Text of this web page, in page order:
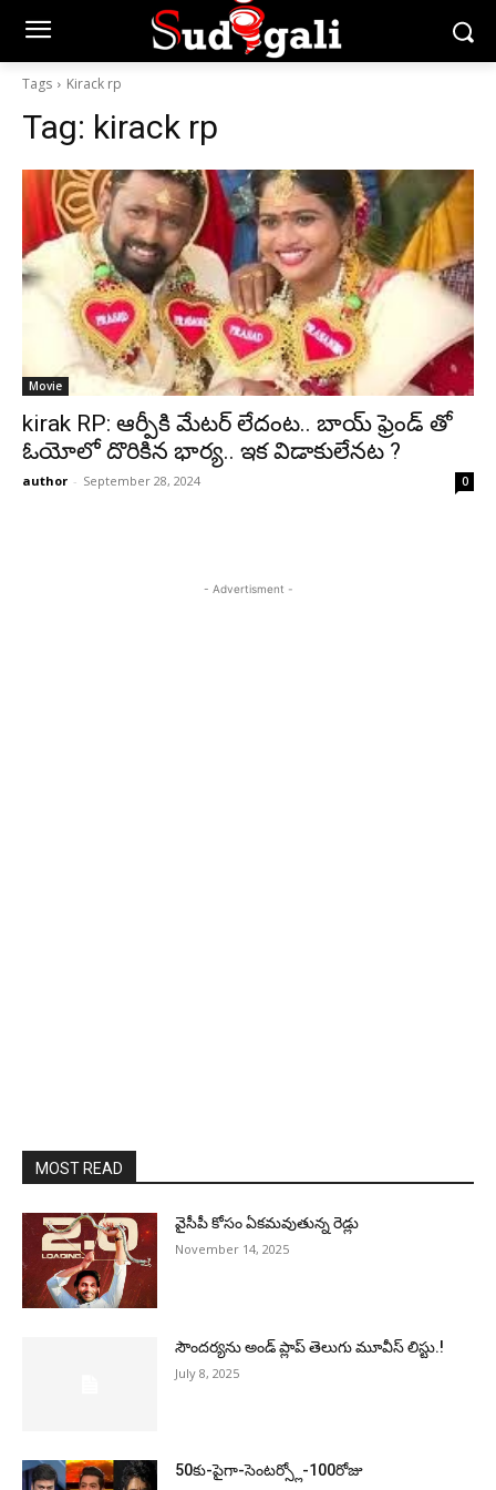
Tags Kirack rp
Tag: kirack rp
Movie
kirak RP: ఆర్పీకి మేటర్ లేదంట.. బాయ్ ఫ్రెండ్ తో
ఓయోలో దొరికిన భార్య.. ఇక విడాకులేనట ?
author - September 28, 2024 0
- Advertisment -
MOST READ
వైసీపీ కోసం ఏక‌మ‌వుతున్న రెడ్లు
November 14, 2025
సౌందర్యను అండ్‌ ప్లాప్‌ తెలుగు మూవీస్‌ లిస్టు.!
July 8, 2025
50కు-పైగా-సెంటర్స్లో-100రోజు